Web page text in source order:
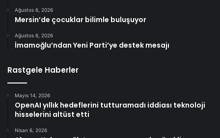
Ağustos 6, 2026
Mersin’de çocuklar bilimle buluşuyor
Ağustos 6, 2026
İmamoğlu’ndan Yeni Parti’ye destek mesajı
Rastgele Haberler
Mayıs 14, 2026
OpenAI yıllık hedeflerini tutturamadı iddiası teknoloji
hisselerini altüst etti
Nisan 6, 2026